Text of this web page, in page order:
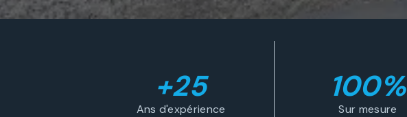
+25
Ans d'expérience
100%
Sur mesure